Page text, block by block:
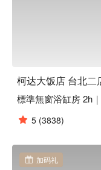
柯达大饭店 台北二
5 (3838)
加码礼